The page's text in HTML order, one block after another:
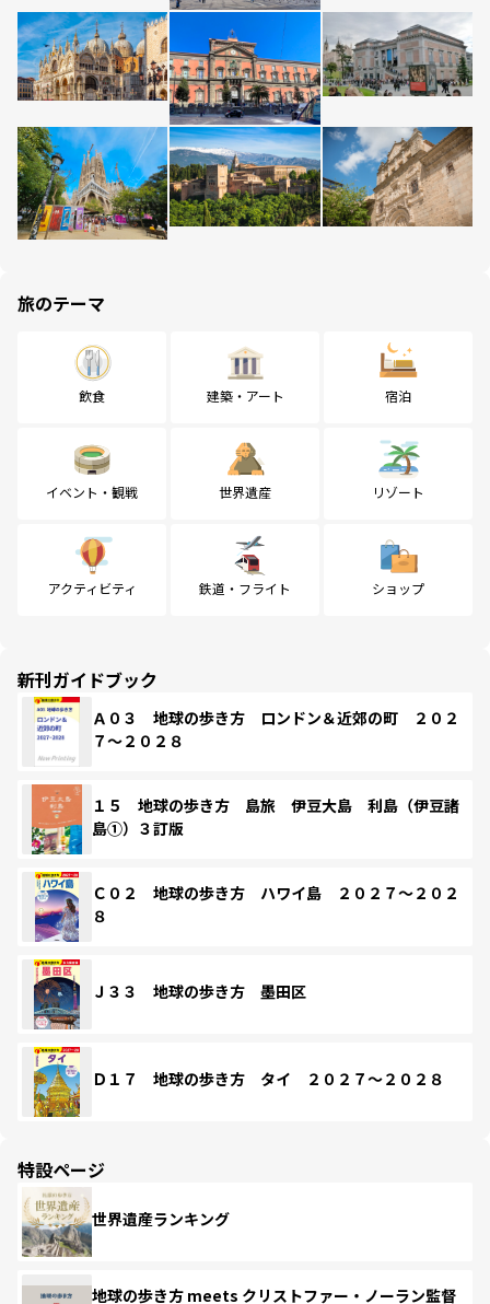
旅のテーマ
飲食 建築・アート 宿泊
イベント・観戦 世界遺産 リゾート
アクティビティ 鉄道・フライト ショップ
新刊ガイドブック
Ａ０３ 地球の歩き方 ロンドン＆近郊の町 ２０２
７～２０２８
１５ 地球の歩き方 島旅 伊豆大島 利島（伊豆諸
島①）３訂版
Ｃ０２ 地球の歩き方 ハワイ島 ２０２７～２０２
８
Ｊ３３ 地球の歩き方 墨田区
Ｄ１７ 地球の歩き方 タイ ２０２７～２０２８
特設ページ
世界遺産ランキング
地球の歩き方 meets クリストファー・ノーラン監督